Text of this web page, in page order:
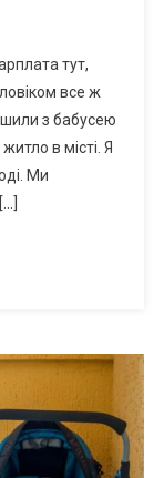
тут,
все ж
з бабусею
в місті. Я
Ми